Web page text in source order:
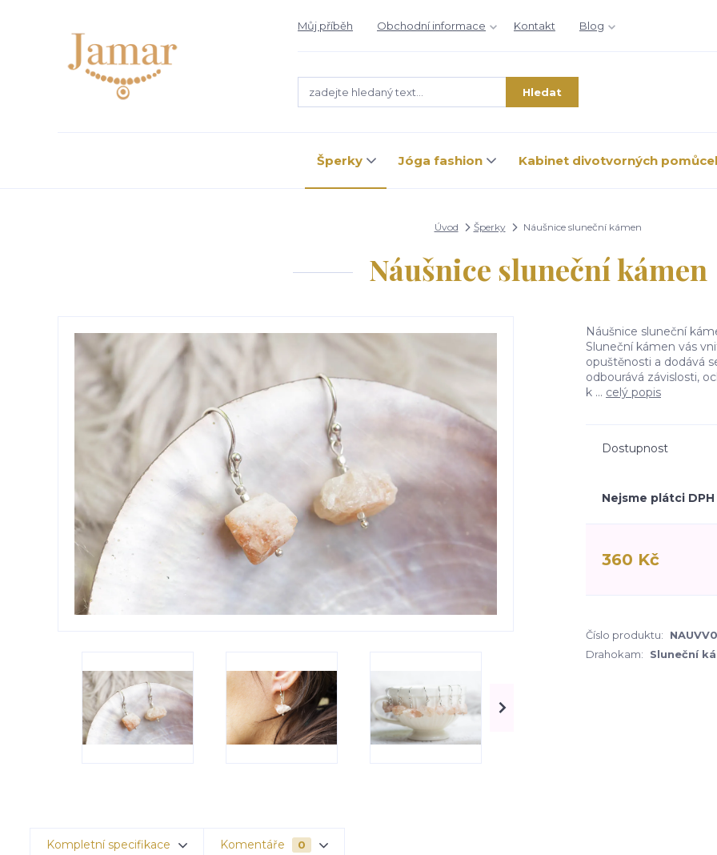
Můj příběh Obchodní informace Kontakt Blog
Hledat
Šperky Jóga fashion Kabinet divotvorných
Úvod Šperky Náušnice sluneční kámen
Náušnice sluneční kámen
Náušnice sluneční
Sluneční kámen vás
opuštěnosti a dodává
odbourává závislosti,
k ... celý popis
Dostupnost
Nejsme plátci DPH
360 Kč
Číslo produktu:
Drahokam:
Sluneční
Kompletní specifikace Komentáře 0